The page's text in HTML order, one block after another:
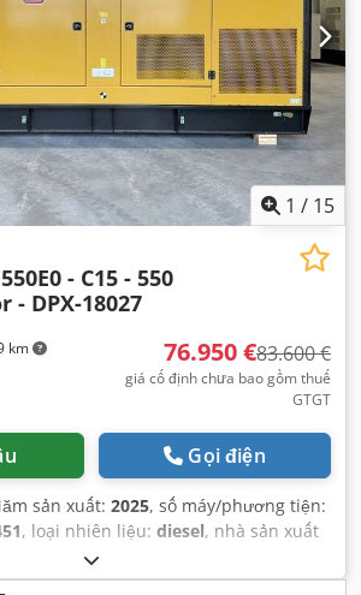
1 / 15
km
- C15 - 550
- DPX-18027
76.950 €83.600 €
giá cố định chưa bao gồm thuế
GTGT
Gọi điện
sản xuất: 2025, số máy/phương tiện:
, loại nhiên liệu: diesel, nhà sản xuất